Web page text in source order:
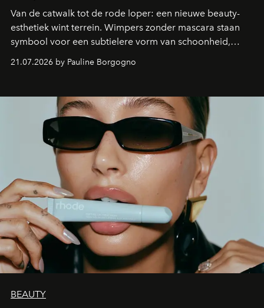
Van de catwalk tot de rode loper: een nieuwe beauty-
esthetiek wint terrein. Wimpers zonder mascara staan
symbool voor een subtielere vorm van schoonheid,
aan make-up.
21.07.2026 by Pauline Borgogno
BEAUTY